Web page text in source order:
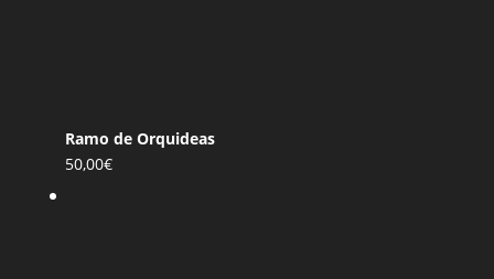
Ramo de Orquideas
50,00€